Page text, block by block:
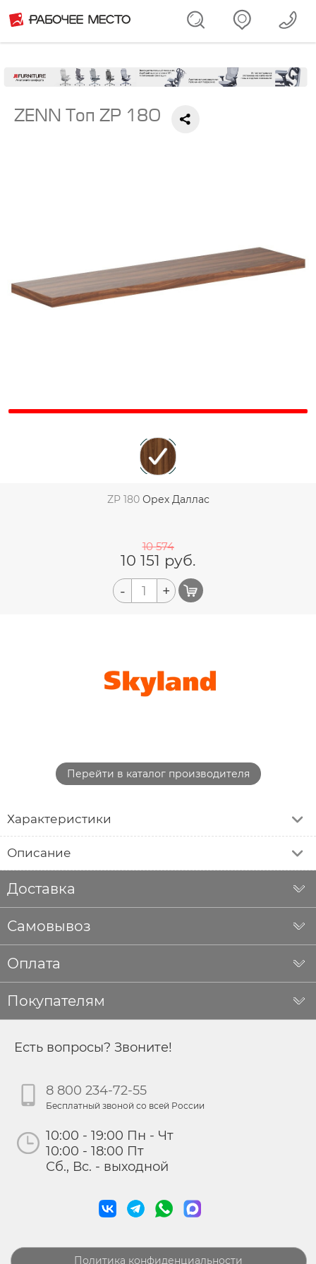
ZENN Топ ZP 180
ZP 180 Орех Даллас
10 574
10 151 руб.
- +
Перейти в каталог производителя
Характеристики
Описание
Доставка
Самовывоз
Оплата
Покупателям
Есть вопросы? Звоните!
8 800 234-72-55
Бесплатный звоной со всей России
10:00 - 19:00 Пн - Чт
10:00 - 18:00 Пт
Сб., Вс. - выходной
Политика конфиденциальности